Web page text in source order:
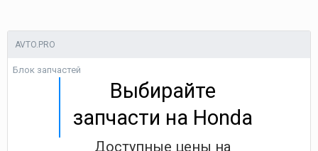
AVTO.PRO
Блок запчастей
Выбирайте
запчасти на Honda
Доступные цены на